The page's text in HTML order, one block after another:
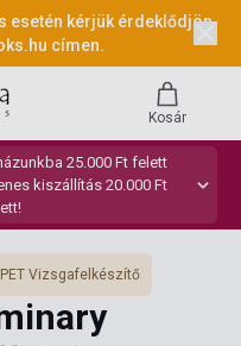
esetén kérjük érdeklődjön
címen.
25.000 Ft felett
kiszállítás 20.000 Ft
Kosár
PET Vizsgafelkészítő